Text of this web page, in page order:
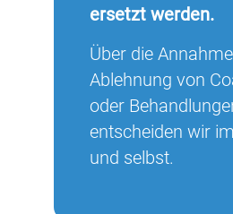
ersetzt werden.
Über die
Ablehnung von
oder
entscheiden wir
und selbst.